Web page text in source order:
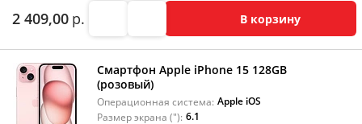
2 409,00 р. В корзину
Смартфон Apple iPhone 15 128GB
(розовый)
Операционная система: Apple iOS
Размер экрана ("): 6.1